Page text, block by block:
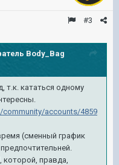
#3
Body_Bag
т.к. кататься одному
accounts/4859
(сменный график
которой, правда,